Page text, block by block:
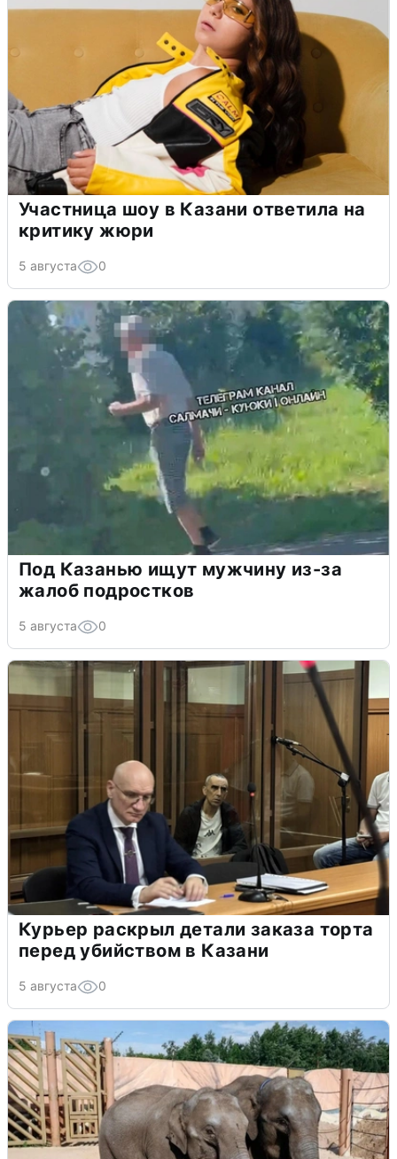
Участница шоу в Казани ответила на
критику жюри
5 августа 0
Под Казанью ищут мужчину из-за
жалоб подростков
5 августа 0
Курьер раскрыл детали заказа торта
перед убийством в Казани
5 августа 0